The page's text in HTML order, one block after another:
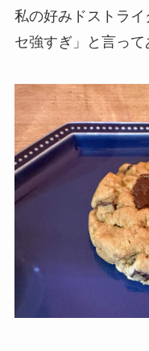
私の好みドストラ
セ強すぎ」と言っ